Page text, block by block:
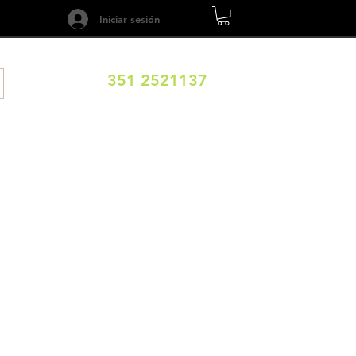
Iniciar sesión
351 2521137